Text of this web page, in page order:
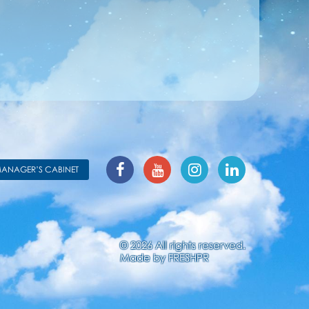
CABINET
© 2026 All rights reserved.
Made byFRESHPR